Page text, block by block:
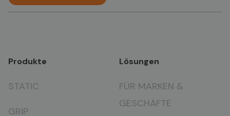
Produkte
STATIC
GRIP
Lösungen
FÜR MARKEN &
GESCHÄFTE